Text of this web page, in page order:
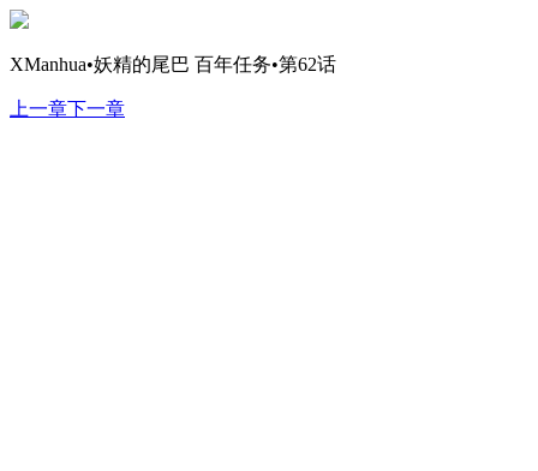
XManhua•妖精的尾巴 百年任务•第62话
上一章下一章